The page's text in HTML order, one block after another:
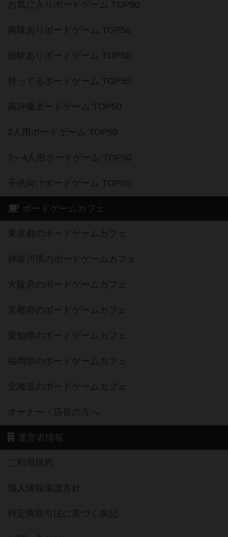
お気に入りボードゲーム TOP50
興味ありボードゲーム TOP50
経験ありボードゲーム TOP50
持ってるボードゲーム TOP50
高評価ボードゲーム TOP50
2人用ボードゲーム TOP50
3～4人用ボードゲーム TOP50
子供向けボードゲーム TOP50
ボードゲームカフェ
東京都のボードゲームカフェ
神奈川県のボードゲームカフェ
大阪府のボードゲームカフェ
京都府のボードゲームカフェ
愛知県のボードゲームカフェ
福岡県のボードゲームカフェ
北海道のボードゲームカフェ
オーナー・店長の方へ
運営者情報
ご利用規約
個人情報保護方針
特定商取引法に基づく表記